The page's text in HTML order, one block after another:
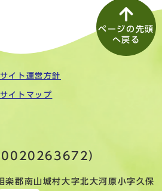
ページの先頭
へ戻る
サイト運営方針
サイトマップ
）
郡南山城村大字北大河原小字久保